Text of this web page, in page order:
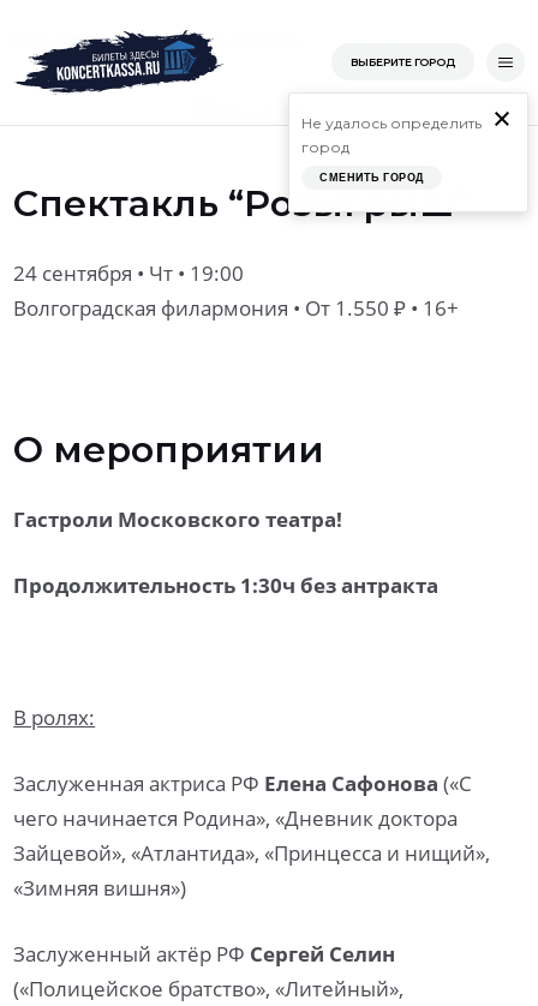
Перейти
содержимому
Главная
ВЫБЕРИТЕ ГОРОД
Не удалось определить
город
СМЕНИТЬ ГОРОД
Главная/Волгоградская область
Спектакль “Розыгрыш”
24 сентября • Чт • 19:00
Волгоградская филармония • От 1.550 ₽ • 16+
О мероприятии
Гастроли Московского театра!
Продолжительность 1:30ч без антракта
В ролях:
Заслуженная актриса РФ Елена Сафонова(«С
чего начинается Родина», «Дневник доктора
Зайцевой», «Атлантида», «Принцесса и нищий»,
«Зимняя вишня»)
Заслуженный актёр РФ Сергей Селин
(«Полицейское братство», «Литейный»,